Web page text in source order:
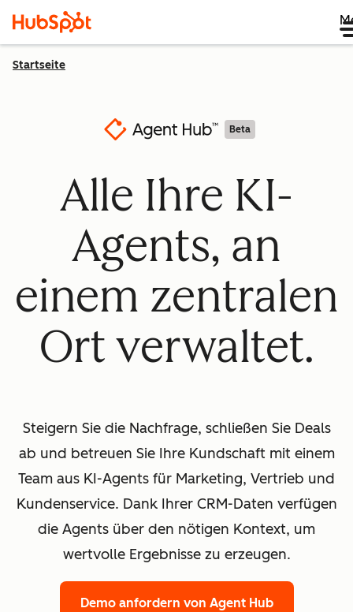
Startseite
Beta
Alle Ihre KI-
Agents, an
einem zentralen
Ort verwaltet.
Steigern Sie die Nachfrage, schließen Sie Deals
ab und betreuen Sie Ihre Kundschaft mit einem
Team aus KI-Agents für Marketing, Vertrieb und
Kundenservice. Dank Ihrer CRM-Daten verfügen
die Agents über den nötigen Kontext, um
wertvolle Ergebnisse zu erzeugen.
Demo anfordern von Agent Hub